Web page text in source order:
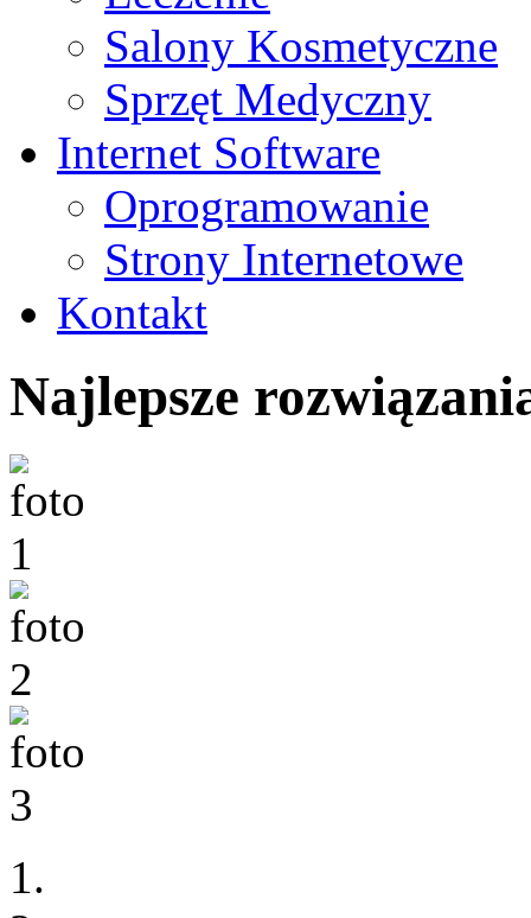
Salony Kosmetyczne
Sprzęt Medyczny
Internet Software
Oprogramowanie
Strony Internetowe
Kontakt
Najlepsze